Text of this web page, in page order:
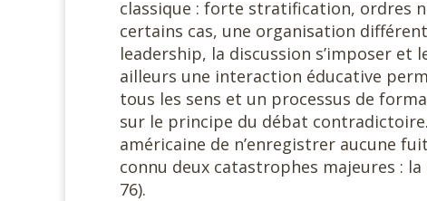
classique : forte stratification, ordres
certains cas, une organisation
leadership, la discussion s’imposer
ailleurs une interaction éducative
tous les sens et un processus de
sur le principe du débat
américaine de n’enregistrer aucune
connu deux catastrophes majeures :
76).